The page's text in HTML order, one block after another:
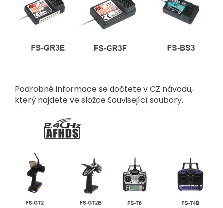
Podrobné informace se dočtete v CZ návodu,
který najdete ve složce Související soubory.